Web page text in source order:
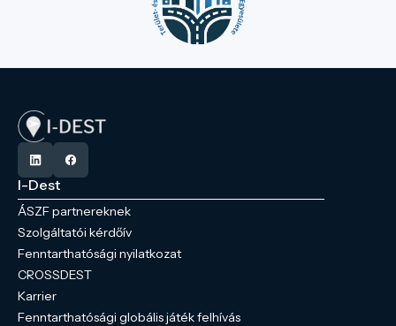
I-Dest
ÁSZF partnereknek
Szolgáltatói kérdőív
Fenntarthatósági nyilatkozat
CROSSDEST
Karrier
Fenntarthatósági globális játék felhívás